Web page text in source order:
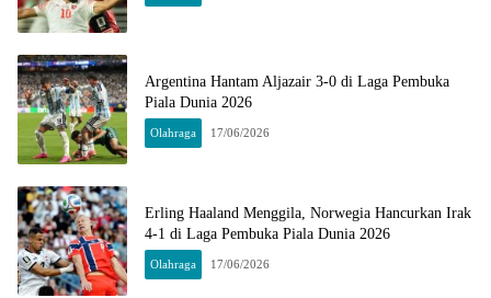
Argentina Hantam Aljazair 3-0 di Laga Pembuka
Piala Dunia 2026
Olahraga 17/06/2026
Erling Haaland Menggila, Norwegia Hancurkan Irak
4-1 di Laga Pembuka Piala Dunia 2026
Olahraga 17/06/2026